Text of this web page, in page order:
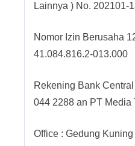
Lainnya ) No. 202101-
Nomor Izin Berusaha
41.084.816.2-013.000
Rekening Bank
044 2288 an PT Media
Office : Gedung